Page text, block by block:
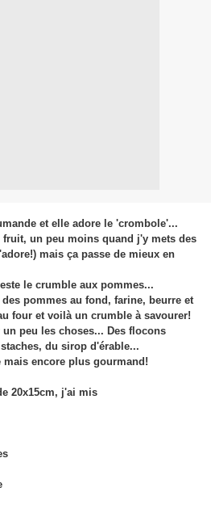
et elle adore le 'crombole'...
un peu moins quand j'y mets des
mais ça passe de mieux en
le crumble aux pommes...
pommes au fond, farine, beurre et
four et voilà un crumble à savourer!
peu les choses... Des flocons
du sirop d'érable...
encore plus gourmand!
20x15cm, j'ai mis